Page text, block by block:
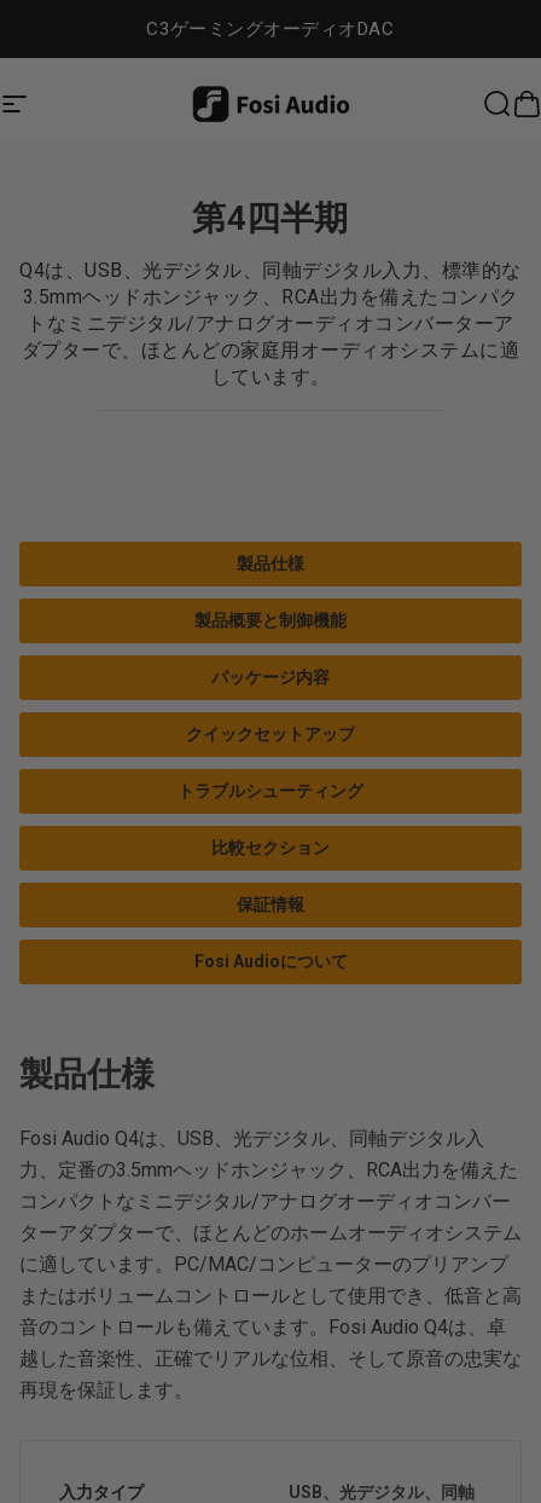
C3ゲーミングオーディオDAC
サイトナビゲーションDig Audio 検索
第4四半期
Q4は、USB、光デジタル、同軸デジタル入力、標準的な
3.5mmヘッドホンジャック、RCA出力を備えたコンパク
トなミニデジタル/アナログオーディオコンバーターア
ダプターで、ほとんどの家庭用オーディオシステムに適
しています。
製品仕様
製品概要と制御機能
パッケージ内容
クイックセットアップ
トラブルシューティング
比較セクション
保証情報
Fosi Audioについて
製品仕様
Fosi Audio Q4は、USB、光デジタル、同軸デジタル入
力、定番の3.5mmヘッドホンジャック、RCA出力を備えた
コンパクトなミニデジタル/アナログオーディオコンバー
ターアダプターで、ほとんどのホームオーディオシステム
に適しています。PC/MAC/コンピューターのプリアンプ
またはボリュームコントロールとして使用でき、低音と高
音のコントロールも備えています。Fosi Audio Q4は、卓
越した音楽性、正確でリアルな位相、そして原音の忠実な
再現を保証します。
入力タイプ
USB、光デジタル、同軸